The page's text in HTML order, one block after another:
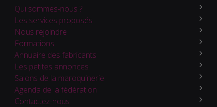
Qui sommes-nous ?
Les services proposés
Nous rejoindre
Formations
Annuaire des fabricants
Les petites annonces
Salons de la maroquinerie
Agenda de la fédération
Contactez-nous